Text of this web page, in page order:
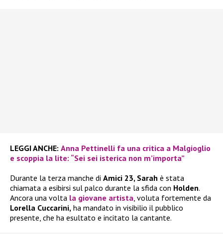
LEGGI ANCHE: Anna Pettinelli fa una critica a Malgioglio
e scoppia la lite: “Sei sei isterica non m’importa”
Durante la terza manche di Amici 23, Sarah è stata
chiamata a esibirsi sul palco durante la sfida con Holden.
Ancora una volta la giovane artista, voluta fortemente da
Lorella Cuccarini, ha mandato in visibilio il pubblico
presente, che ha esultato e incitato la cantante.